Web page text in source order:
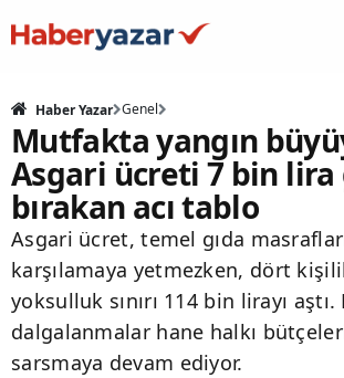
Haber Yazar Genel
Mutfakta yangın
Asgari ücreti 7 bin
bırakan acı tablo
Asgari ücret, temel gıda
karşılamaya yetmezken, dört
yoksulluk sınırı 114 bin lirayı
dalgalanmalar hane halkı
sarsmaya devam ediyor.